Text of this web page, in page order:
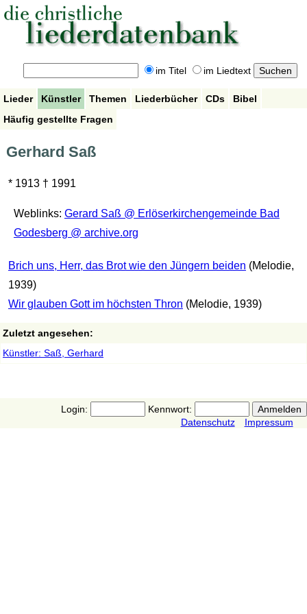
im Titel im Liedtext
Lieder Künstler Themen Liederbücher CDs
Bibel
Häufig gestellte Fragen
Gerhard Saß
* 1913 † 1991
Weblinks: Gerard Saß @ Erlöserkirchengemeinde Bad
Godesberg @ archive.org
Brich uns, Herr, das Brot wie den Jüngern beiden (Melodie,
1939)
Wir glauben Gott im höchsten Thron (Melodie, 1939)
Zuletzt angesehen:
Künstler: Saß, Gerhard
Login:
Kennwort:
Datenschutz
Impressum